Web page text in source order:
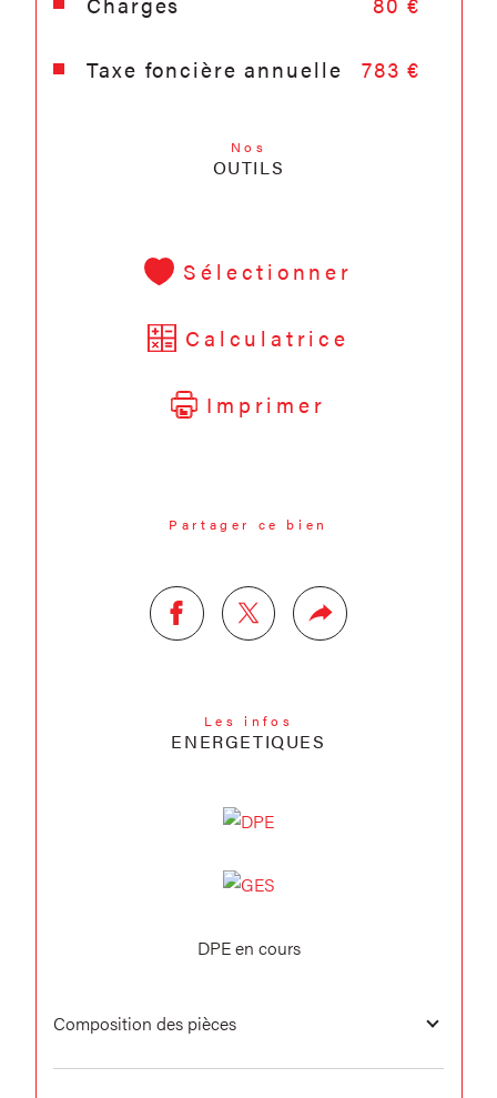
Taxe foncière annuelle 783 €
Nos
OUTILS
Sélectionner
Calculatrice
Imprimer
Partager ce bien
Les infos
ENERGETIQUES
DPE en cours
Composition des pièces